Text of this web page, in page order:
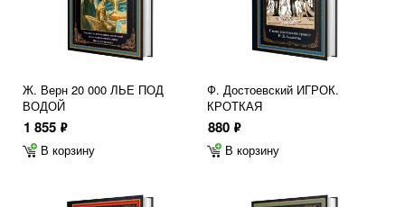
Ж. Верн 20 000 ЛЬЕ ПОД
ВОДОЙ
1 855 ф
В корзину
Ф. Достоевский ИГРОК.
КРОТКАЯ
880 ф
В корзину